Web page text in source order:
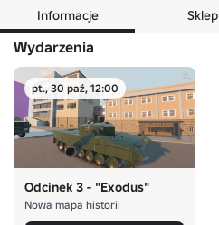
Informacje Sklep
Wydarzenia
pt., 30 paź, 12:00
Odcinek 3 - "Exodus"
Nowa mapa historii